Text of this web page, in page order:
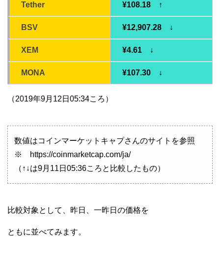
Tether ¥108.18 ↑
BSV ¥12,907.28 ↓
XEM ¥4.61 ↓
MONA ¥107.30 ↓
（2019年9月12日05:34ころ）
数値はコインマーケットキャプさんのサイトを参照
※ https://coinmarketcap.com/ja/
（↑↓は9月11日05:36ころと比較したもの）
比較対象として、昨日、一昨日の価格を
ともに並べてみます。